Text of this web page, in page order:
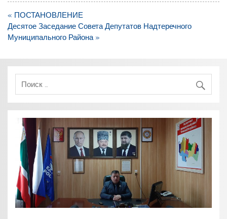
Навигация
по
записям
« ПОСТАНОВЛЕНИЕ
Десятое Заседание Совета Депутатов Надтеречного
Муниципального Района »